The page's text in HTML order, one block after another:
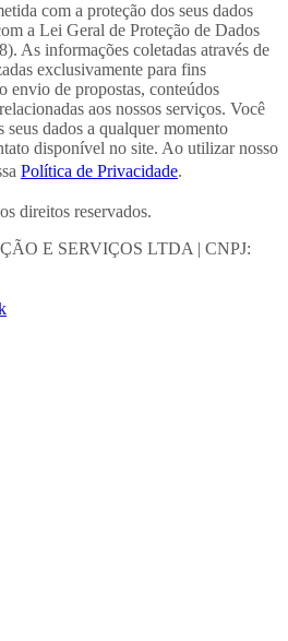
com a proteção dos seus dados
a Lei Geral de Proteção de Dados
As informações coletadas através de
exclusivamente para fins
envio de propostas, conteúdos
aos nossos serviços. Você
dados a qualquer momento
disponível no site. Ao utilizar nosso
Política de Privacidade.
direitos reservados.
E SERVIÇOS LTDA | CNPJ: